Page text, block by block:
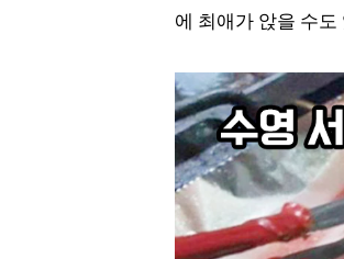
에 최애가 앉을 수도